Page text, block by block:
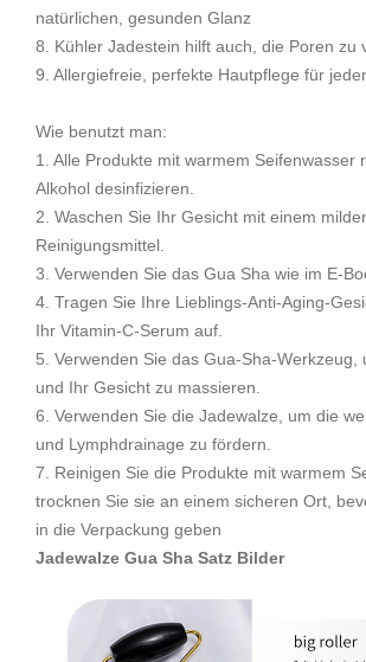
natürlichen, gesunden Glanz
8. Kühler Jadestein hilft auch, die Poren zu
9. Allergiefreie, perfekte Hautpflege für
Wie benutzt man:
1. Alle Produkte mit warmem Seifenwasser
Alkohol desinfizieren.
2. Waschen Sie Ihr Gesicht mit einem
Reinigungsmittel.
3. Verwenden Sie das Gua Sha wie im E-
4. Tragen Sie Ihre Lieblings-Anti-Aging-
Ihr Vitamin-C-Serum auf.
5. Verwenden Sie das Gua-Sha-Werkzeug,
und Ihr Gesicht zu massieren.
6. Verwenden Sie die Jadewalze, um die
und Lymphdrainage zu fördern.
7. Reinigen Sie die Produkte mit warmem
trocknen Sie sie an einem sicheren Ort,
in die Verpackung geben
Jadewalze Gua Sha Satz Bilder